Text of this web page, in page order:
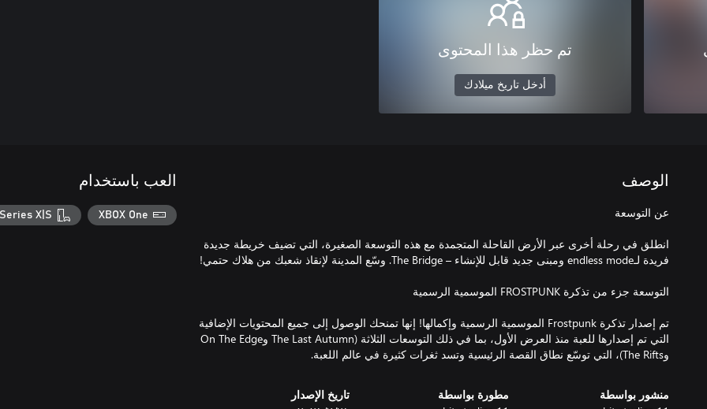
تم حظر هذا المحتوى
أدخل تاريخ ميلادك
الوصف
انطلق في رحلة أخرى عبر الأرض القاحلة المتجمدة مع هذه التوسعة الصغيرة، التي تضيف خريطة جديدة
تم إصدار تذكرة Frostpunk الموسمية الرسمية وإكمالها! إنها تمنحك الوصول إلى جميع المحتويات الإضافية
التي تم إصدارها للعبة منذ العرض الأول، بما في ذلك التوسعات الثلاثة (The Last Autumn وOn The Edge
وThe Rifts)، التي توسّع نطاق القصة الرئيسية وتسد ثغرات كثيرة في عالم اللعبة.
منشور بواسطة مطورة بواسطة تاريخ الإصدار
العب باستخدام
XBOX One
X|S